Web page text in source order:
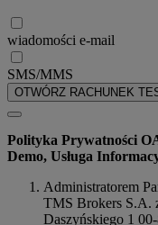
wiadomości e-mail
SMS/MMS
OTWÓRZ RACHUNEK
Polityka Prywatności
Demo, Usługa
Administratorem
TMS Brokers S.A.
Daszyńskiego 1